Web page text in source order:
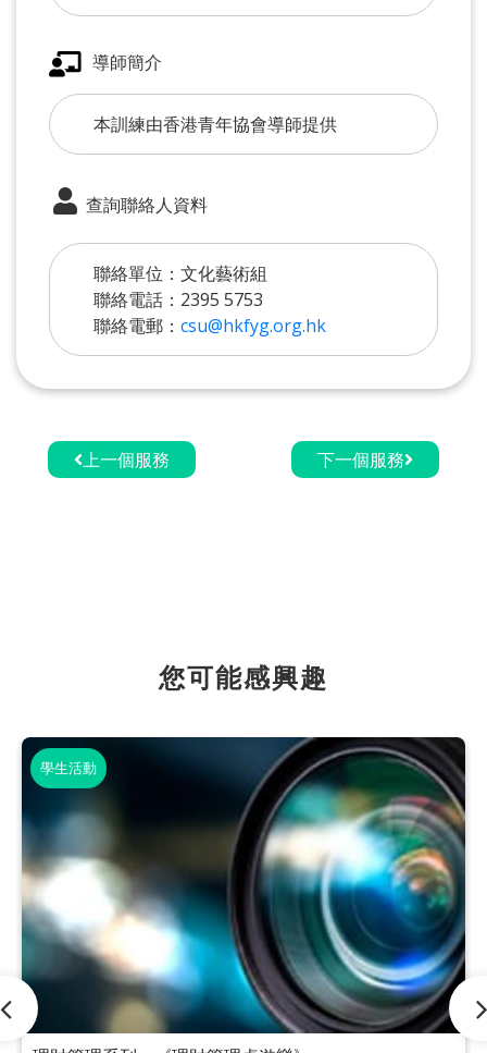
導師簡介
本訓練由香港青年協會導師提供
查詢聯絡人資料
聯絡單位：文化藝術組
聯絡電話：2395 5753
聯絡電郵： csu@hkfyg.org.hk
上一個服務 下一個服務
您可能感興趣
學生活動